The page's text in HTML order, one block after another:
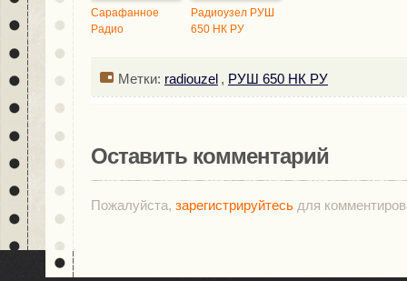
Сарафанное
Радио
Радиоузел РУШ
650 НК РУ
Метки: radiouzel , РУШ 650 НК РУ
Оставить комментарий
Пожалуйста, зарегистрируйтесь для